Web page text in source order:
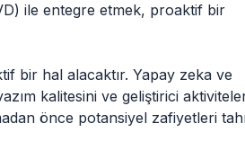
ile entegre etmek, proaktif bir
bir hal alacaktır. Yapay zeka ve
kalitesini ve geliştirici
önce potansiyel zafiyetleri